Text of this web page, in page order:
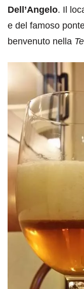
Dell’Angelo. Il
e del famoso
benvenuto nella